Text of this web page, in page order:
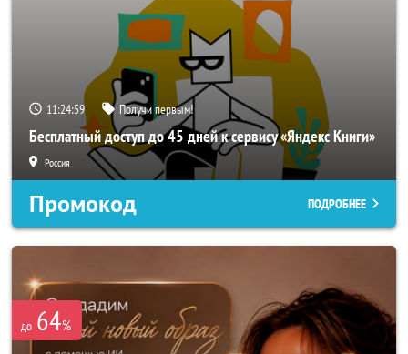
11:24:56 Получи первым!
Бесплатный доступ до 45 дней к сервису «Яндекс Книги»
Россия
Промокод ПОДРОБНЕЕ
до 64%